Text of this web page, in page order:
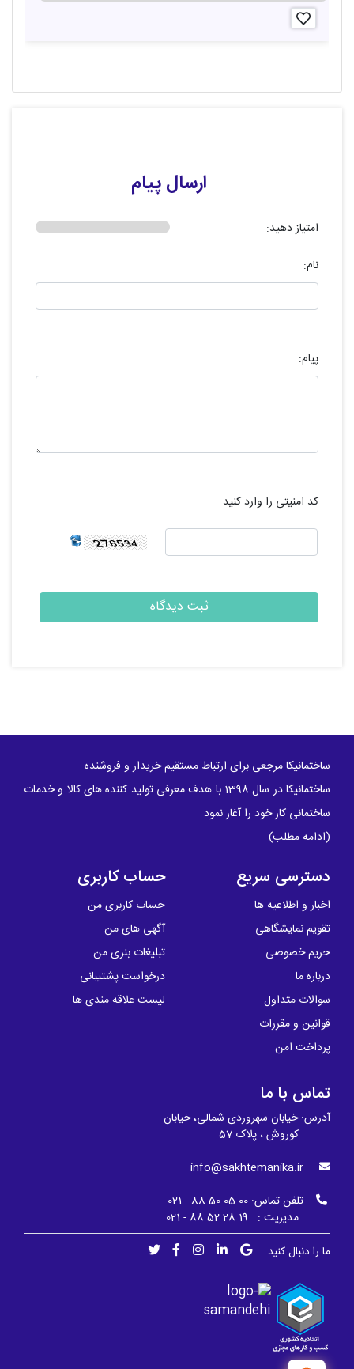
ارسال پیام
امتیاز دهید:
نام:
پیام:
کد امنیتی را وارد کنید:
ساختمانیکا مرجعی برای ارتباط مستقیم خریدار و فروشنده
ساختمانیکا در سال 1398 با هدف معرفی تولید کننده های کالا و خدمات
ساختمانی کار خود را آغاز نمود
(ادامه مطلب)
دسترسی سریع
اخبار و اطلاعیه ها
تقویم نمایشگاهی
حریم خصوصی
درباره ما
سوالات متداول
قوانین و مقررات
پرداخت امن
حساب کاربری
حساب کاربری من
آگهی های من
تبلیغات بنری من
درخواست پشتیبانی
لیست علاقه مندی ها
تماس با ما
آدرس: خیابان سهروردی شمالی، خیابان
کوروش ، پلاک 57
info@sakhtemanika.ir
تلفن تماس: 00 05 50 88 - 021
مدیریت : 19 28 52 88 - 021
ما را دنبال کنید